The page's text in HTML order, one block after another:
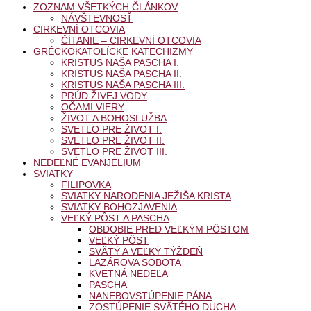
ZOZNAM VŠETKÝCH ČLÁNKOV
NÁVŠTEVNOSŤ
CIRKEVNÍ OTCOVIA
ČÍTANIE – CIRKEVNÍ OTCOVIA
GRÉCKOKATOLÍCKE KATECHIZMY
KRISTUS NAŠA PASCHA I.
KRISTUS NAŠA PASCHA II.
KRISTUS NAŠA PASCHA III.
PRÚD ŽIVEJ VODY
OČAMI VIERY
ŽIVOT A BOHOSLUŽBA
SVETLO PRE ŽIVOT I.
SVETLO PRE ŽIVOT II.
SVETLO PRE ŽIVOT III.
NEDEĽNÉ EVANJELIUM
SVIATKY
FILIPOVKA
SVIATKY NARODENIA JEŽIŠA KRISTA
SVIATKY BOHOZJAVENIA
VEĽKÝ PÔST A PASCHA
OBDOBIE PRED VEĽKÝM PÔSTOM
VEĽKÝ PÔST
SVÄTÝ A VEĽKÝ TÝŽDEŇ
LAZÁROVA SOBOTA
KVETNÁ NEDEĽA
PASCHA
NANEBOVSTÚPENIE PÁNA
ZOSTÚPENIE SVÄTÉHO DUCHA